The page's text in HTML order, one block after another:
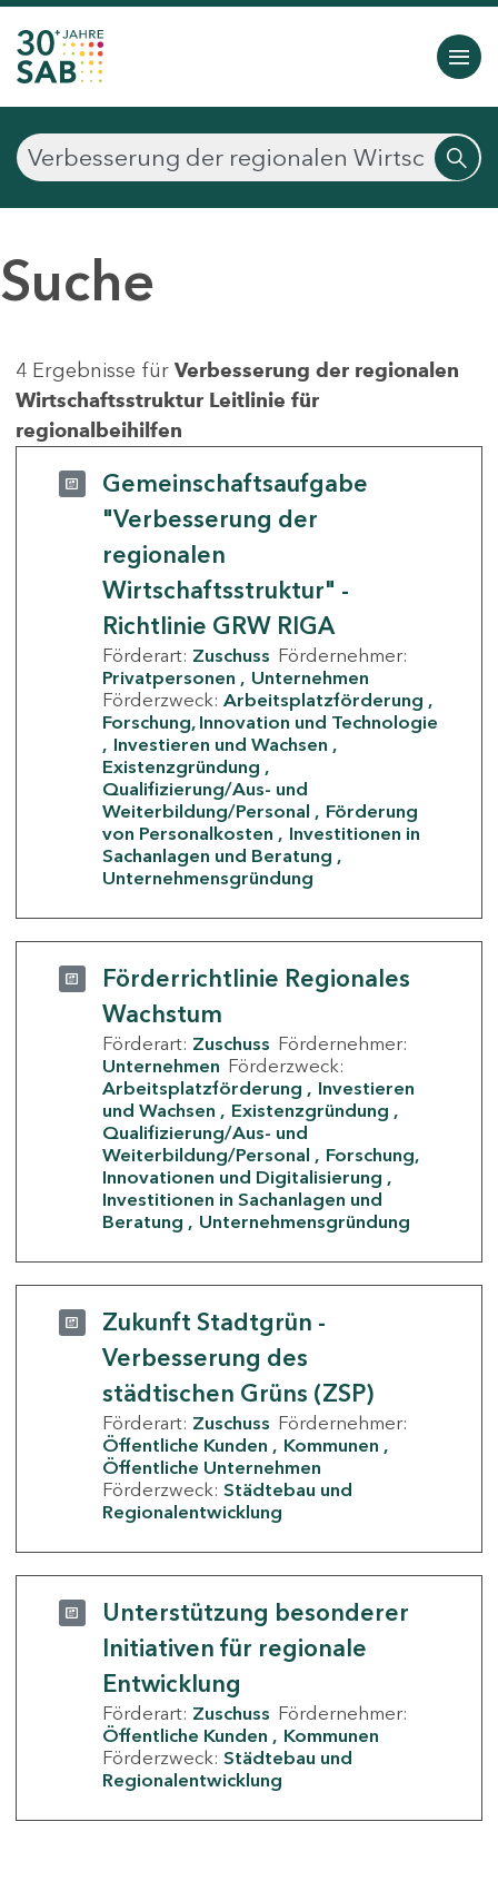
Suche
4 Ergebnisse für Verbesserung der regionalen
Wirtschaftsstruktur Leitlinie für
regionalbeihilfen
Gemeinschaftsaufgabe
"Verbesserung der
regionalen
Wirtschaftsstruktur" -
Richtlinie GRW RIGA
Förderart: Zuschuss Fördernehmer:
Privatpersonen
Unternehmen
Förderzweck: Arbeitsplatzförderung
Forschung, Innovation und Technologie
Investieren und Wachsen
Existenzgründung
Qualifizierung/Aus- und
Weiterbildung/Personal
Förderung
von Personalkosten
Investitionen in
Sachanlagen und Beratung
Unternehmensgründung
Förderrichtlinie Regionales
Wachstum
Förderart: Zuschuss Fördernehmer:
Unternehmen Förderzweck:
Arbeitsplatzförderung
Investieren
und Wachsen
Existenzgründung
Qualifizierung/Aus- und
Weiterbildung/Personal
Forschung,
Innovationen und Digitalisierung
Investitionen in Sachanlagen und
Beratung
Unternehmensgründung
Zukunft Stadtgrün -
Verbesserung des
städtischen Grüns (ZSP)
Förderart: Zuschuss Fördernehmer:
Öffentliche Kunden
Kommunen
Öffentliche Unternehmen
Förderzweck: Städtebau und
Regionalentwicklung
Unterstützung besonderer
Initiativen für regionale
Entwicklung
Förderart: Zuschuss Fördernehmer:
Öffentliche Kunden
Kommunen
Förderzweck: Städtebau und
Regionalentwicklung